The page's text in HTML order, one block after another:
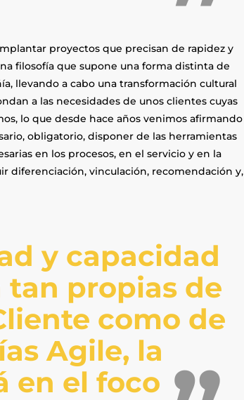
proyectos que precisan de rapidez y
filosofía que supone una forma distinta de
llevando a cabo una transformación cultural
a las necesidades de unos clientes cuyas
lo que desde hace años venimos afirmando
obligatorio, disponer de las herramientas
en los procesos, en el servicio y en la
diferenciación, vinculación, recomendación y,
y capacidad
propias de
como de
Agile, la
en el foco